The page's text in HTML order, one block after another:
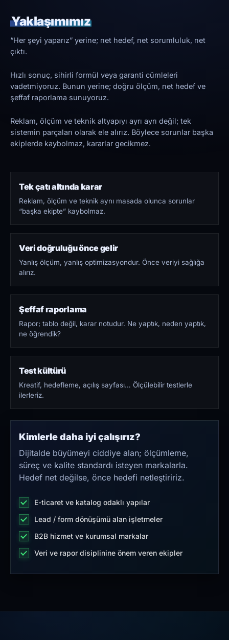
Yaklaşımımız
“Her şeyi yaparız” yerine; net hedef, net sorumluluk, net
çıktı.
Hızlı sonuç, sihirli formül veya garanti cümleleri
vadetmiyoruz. Bunun yerine; doğru ölçüm, net hedef ve
şeffaf raporlama sunuyoruz.
Reklam, ölçüm ve teknik altyapıyı ayrı ayrı değil; tek
sistemin parçaları olarak ele alırız. Böylece sorunlar başka
ekiplerde kaybolmaz, kararlar gecikmez.
Tek çatı altında karar
Reklam, ölçüm ve teknik aynı masada olunca sorunlar
“başka ekipte” kaybolmaz.
Veri doğruluğu önce gelir
Yanlış ölçüm, yanlış optimizasyondur. Önce veriyi sağlığa
alırız.
Şeffaf raporlama
Rapor; tablo değil, karar notudur. Ne yaptık, neden yaptık,
ne öğrendik?
Test kültürü
Kreatif, hedefleme, açılış sayfası… Ölçülebilir testlerle
ilerleriz.
Kimlerle daha iyi çalışırız?
Dijitalde büyümeyi ciddiye alan; ölçümleme,
süreç ve kalite standardı isteyen markalarla.
Hedef net değilse, önce hedefi netleştiririz.
E-ticaret ve katalog odaklı yapılar
Lead / form dönüşümü alan işletmeler
B2B hizmet ve kurumsal markalar
Veri ve rapor disiplinine önem veren ekipler